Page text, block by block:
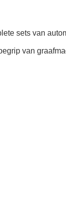
sets van
van